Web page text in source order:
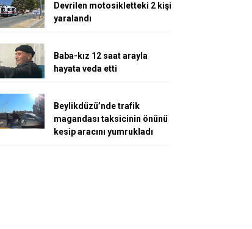
Devrilen motosikletteki 2 kişi
yaralandı
Baba-kız 12 saat arayla
hayata veda etti
Beylikdüzü’nde trafik
magandası taksicinin önünü
kesip aracını yumrukladı